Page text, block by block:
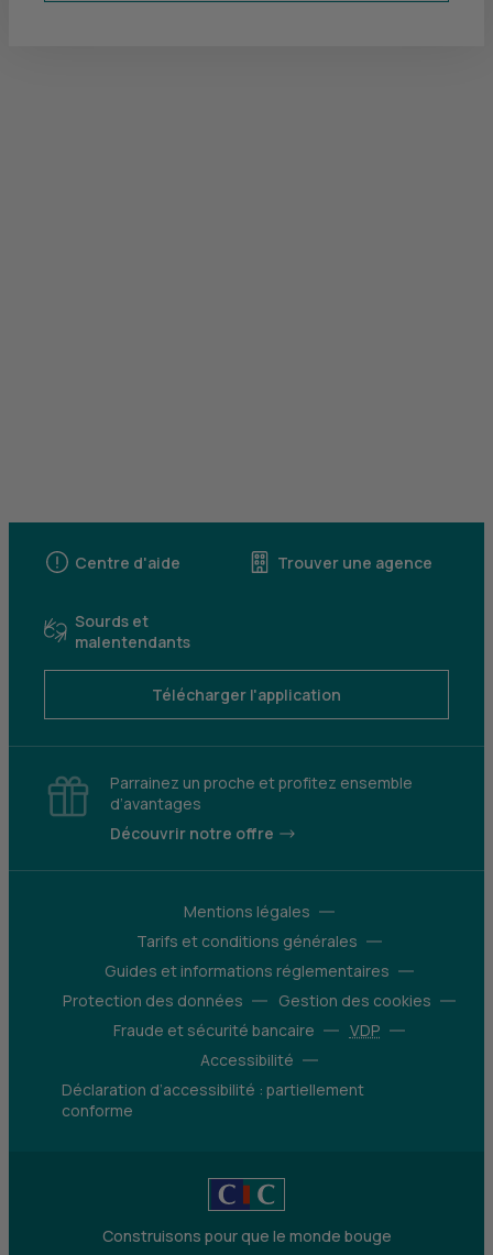
Centre d'aide Trouver une agence
Sourds et
malentendants
Télécharger l'application
Parrainez un proche et profitez ensemble
d’avantages
Découvrir notre offre
Mentions légales
Tarifs et conditions générales
Guides et informations réglementaires
Protection des données
Gestion des cookies
Fraude et sécurité bancaire
VDP
Accessibilité
Déclaration d’accessibilité : partiellement
conforme
Construisons pour que le monde bouge